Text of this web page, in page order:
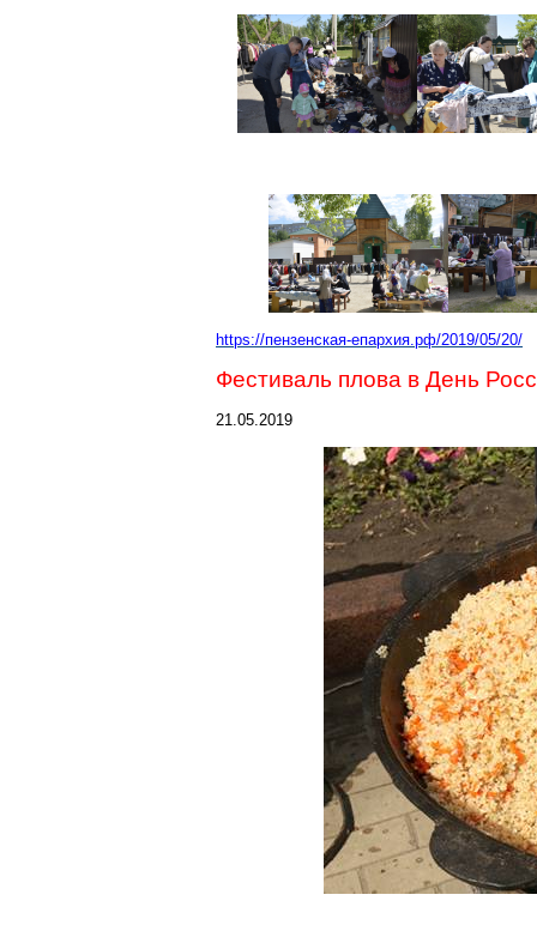
https://пензенская-епархия.рф/2019/05/20/
Фестиваль плова в День
21.05.2019